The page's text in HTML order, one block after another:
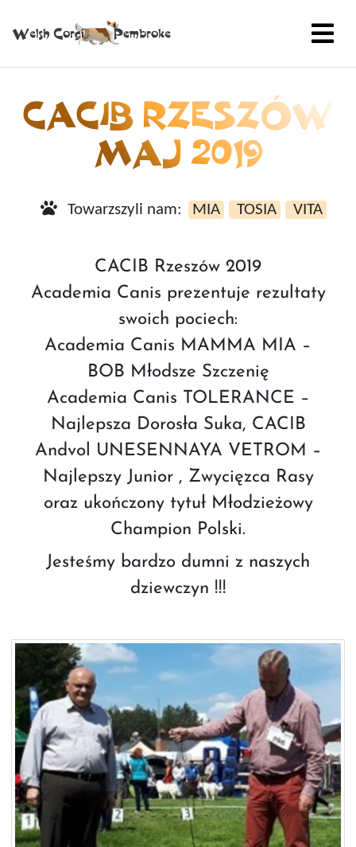
CACIB RZESZÓW
MAJ 2019
Towarzszyli nam: MIA TOSIA VITA
CACIB Rzeszów 2019
Academia Canis prezentuje rezultaty
swoich pociech:
Academia Canis MAMMA MIA –
BOB Młodsze Szczenię
Academia Canis TOLERANCE –
Najlepsza Dorosła Suka, CACIB
Andvol UNESENNAYA VETROM –
Najlepszy Junior , Zwycięzca Rasy
oraz ukończony tytuł Młodzieżowy
Champion Polski.
Jesteśmy bardzo dumni z naszych
dziewczyn !!!